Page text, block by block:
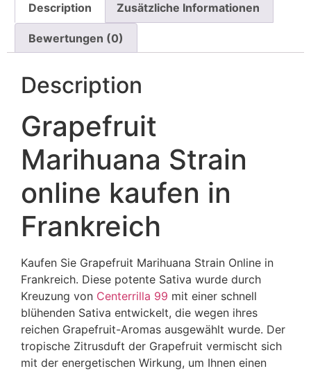
Description Zusätzliche Informationen
Bewertungen (0)
Description
Grapefruit
Marihuana Strain
online kaufen in
Frankreich
Kaufen Sie Grapefruit Marihuana Strain Online in
Frankreich. Diese potente Sativa wurde durch
Kreuzung von Centerrilla 99 mit einer schnell
blühenden Sativa entwickelt, die wegen ihres
reichen Grapefruit-Aromas ausgewählt wurde. Der
tropische Zitrusduft der Grapefruit vermischt sich
mit der energetischen Wirkung, um Ihnen einen